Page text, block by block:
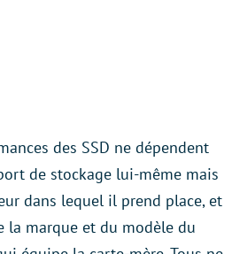
des SSD ne dépendent
de stockage lui-même mais
dans lequel il prend place, et
la marque et du modèle du